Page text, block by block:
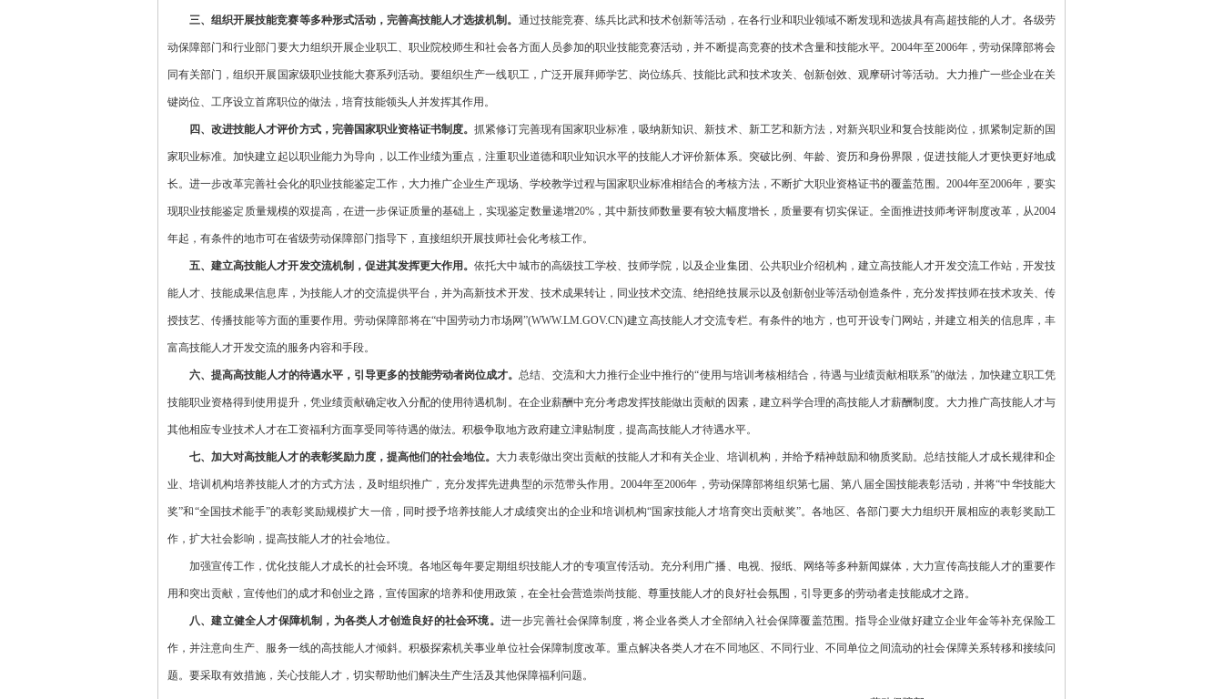
三、组织开展技能竞赛等多种形式活动，完善高技能人才选拔机制。 通过技能竞赛、练兵比武和技术创新等活动，在各行业和职业领域不断发现和选拔具有高超技能的人才。各级劳
动保障部门和行业部门要大力组织开展企业职工、职业院校师生和社会各方面人员参加的职业技能竞赛活动，并不断提高竞赛的技术含量和技能水平。2004年至2006年，劳动保障部将会
同有关部门，组织开展国家级职业技能大赛系列活动。要组织生产一线职工，广泛开展拜师学艺、岗位练兵、技能比武和技术攻关、创新创效、观摩研讨等活动。大力推广一些企业在关
键岗位、工序设立首席职位的做法，培育技能领头人并发挥其作用。
四、改进技能人才评价方式，完善国家职业资格证书制度。抓紧修订完善现有国家职业标准，吸纳新知识、新技术、新工艺和新方法，对新兴职业和复合技能岗位，抓紧制定新的国
家职业标准。加快建立起以职业能力为导向，以工作业绩为重点，注重职业道德和职业知识水平的技能人才评价新体系。突破比例、年龄、资历和身份界限，促进技能人才更快更好地成
长。进一步改革完善社会化的职业技能鉴定工作，大力推广企业生产现场、学校教学过程与国家职业标准相结合的考核方法，不断扩大职业资格证书的覆盖范围。 2004年至2006年，要实
现职业技能鉴定质量规模的双提高，在进一步保证质量的基础上，实现鉴定数量递增20%，其中新技师数量要有较大幅度增长，质量要有切实保证。全面推进技师考评制度改革，从2004
年起，有条件的地市可在省级劳动保障部门指导下，直接组织开展技师社会化考核工作。
五、建立高技能人才开发交流机制，促进其发挥更大作用。依托大中城市的高级技工学校、技师学院，以及企业集团、公共职业介绍机构，建立高技能人才开发交流工作站，开发技
能人才、技能成果信息库，为技能人才的交流提供平台，并为高新技术开发、技术成果转让，同业技术交流、绝招绝技展示以及创新创业等活动创造条件，充分发挥技师在技术攻关、传
授技艺、传播技能等方面的重要作用。劳动保障部将在“中国劳动力市场网”(WWW.LM.GOV.CN)建立高技能人才交流专栏。有条件的地方，也可开设专门网站，并建立相关的信息库，丰
富高技能人才开发交流的服务内容和手段。
六、提高高技能人才的待遇水平，引导更多的技能劳动者岗位成才。总结、交流和大力推行企业中推行的“使用与培训考核相结合，待遇与业绩贡献相联系”的做法，加快建立职工凭
技能职业资格得到使用提升，凭业绩贡献确定收入分配的使用待遇机制。在企业薪酬中充分考虑发挥技能做出贡献的因素，建立科学合理的高技能人才薪酬制度。大力推广高技能人才与
其他相应专业技术人才在工资福利方面享受同等待遇的做法。积极争取地方政府建立津贴制度，提高高技能人才待遇水平。
七、加大对高技能人才的表彰奖励力度，提高他们的社会地位。 大力表彰做出突出贡献的技能人才和有关企业、培训机构，并给予精神鼓励和物质奖励。总结技能人才成长规律和企
业、培训机构培养技能人才的方式方法，及时组织推广，充分发挥先进典型的示范带头作用。 2004年至2006年，劳动保障部将组织第七届、第八届全国技能表彰活动，并将“中华技能大
奖”和“全国技术能手”的表彰奖励规模扩大一倍，同时授予培养技能人才成绩突出的企业和培训机构“国家技能人才培育突出贡献奖”。各地区、各部门要大力组织开展相应的表彰奖励工
作，扩大社会影响，提高技能人才的社会地位。
加强宣传工作，优化技能人才成长的社会环境。各地区每年要定期组织技能人才的专项宣传活动。充分利用广播、电视、报纸、网络等多种新闻媒体，大力宣传高技能人才的重要作
用和突出贡献，宣传他们的成才和创业之路，宣传国家的培养和使用政策，在全社会营造崇尚技能、尊重技能人才的良好社会氛围，引导更多的劳动者走技能成才之路。
八、建立健全人才保障机制，为各类人才创造良好的社会环境。 进一步完善社会保障制度，将企业各类人才全部纳入社会保障覆盖范围。指导企业做好建立企业年金等补充保险工
作，并注意向生产、服务一线的高技能人才倾斜。积极探索机关事业单位社会保障制度改革。重点解决各类人才在不同地区、不同行业、不同单位之间流动的社会保障关系转移和接续问
题。要采取有效措施，关心技能人才，切实帮助他们解决生产生活及其他保障福利问题。